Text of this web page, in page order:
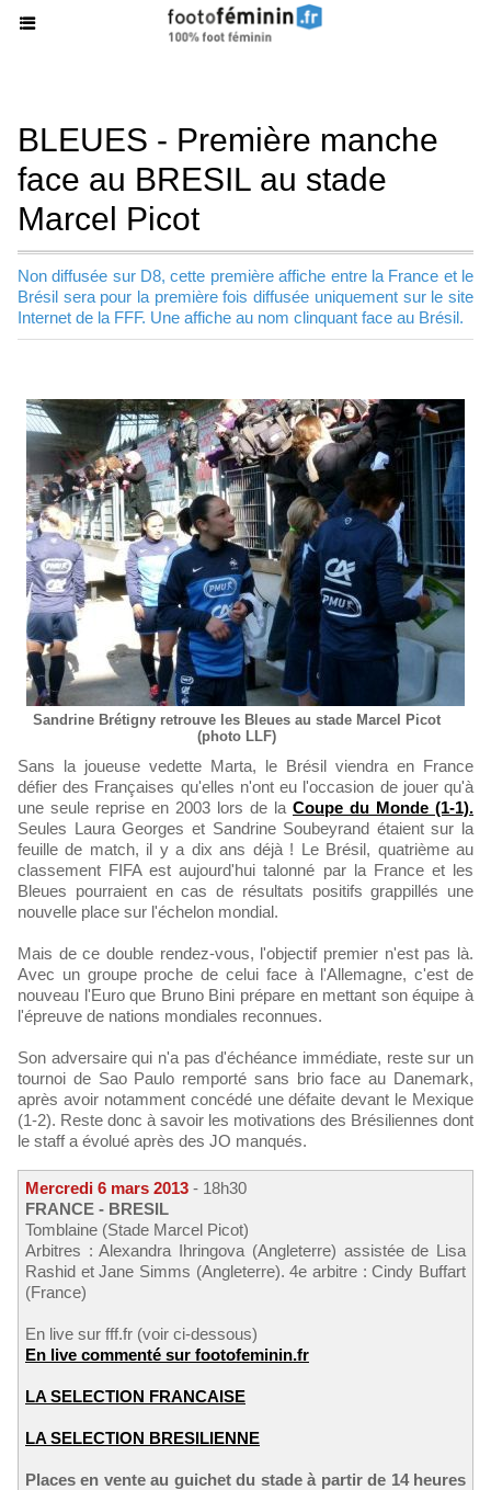
BLEUES - Première manche
face au BRESIL au stade
Marcel Picot
Non diffusée sur D8, cette première affiche entre la France et le
Brésil sera pour la première fois diffusée uniquement sur le site
Internet de la FFF. Une affiche au nom clinquant face au Brésil.
Sandrine Brétigny retrouve les Bleues au stade Marcel Picot
(photo LLF)
Sans la joueuse vedette Marta, le Brésil viendra en France
défier des Françaises qu'elles n'ont eu l'occasion de jouer qu'à
une seule reprise en 2003 lors de la Coupe du Monde (1-1).
Seules Laura Georges et Sandrine Soubeyrand étaient sur la
feuille de match, il y a dix ans déjà ! Le Brésil, quatrième au
classement FIFA est aujourd'hui talonné par la France et les
Bleues pourraient en cas de résultats positifs grappillés une
nouvelle place sur l'échelon mondial.
Mais de ce double rendez-vous, l'objectif premier n'est pas là.
Avec un groupe proche de celui face à l'Allemagne, c'est de
nouveau l'Euro que Bruno Bini prépare en mettant son équipe à
l'épreuve de nations mondiales reconnues.
Son adversaire qui n'a pas d'échéance immédiate, reste sur un
tournoi de Sao Paulo remporté sans brio face au Danemark,
après avoir notamment concédé une défaite devant le Mexique
(1-2). Reste donc à savoir les motivations des Brésiliennes dont
le staff a évolué après des JO manqués.
Mercredi 6 mars 2013 - 18h30
FRANCE - BRESIL
Tomblaine (Stade Marcel Picot)
Arbitres : Alexandra Ihringova (Angleterre) assistée de Lisa
Rashid et Jane Simms (Angleterre). 4e arbitre : Cindy Buffart
(France)
En live sur fff.fr (voir ci-dessous)
En live commenté sur footofeminin.fr
LA SELECTION FRANCAISE
LA SELECTION BRESILIENNE
Places en vente au guichet du stade à partir de 14 heures